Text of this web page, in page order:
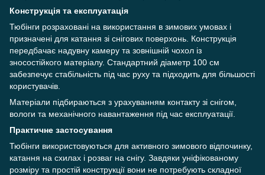
Конструкція та експлуатація
Тюбінги розраховані на використання в зимових умовах і
призначені для катання зі снігових поверхонь. Конструкція
передбачає надувну камеру та зовнішній чохол із
зносостійкого матеріалу. Стандартний діаметр 100 см
забезпечує стабільність під час руху та підходить для більшості
користувачів.
Матеріали підбираються з урахуванням контакту зі снігом,
вологи та механічного навантаження під час експлуатації.
Практичне застосування
Тюбінги використовуються для активного зимового відпочинку,
катання на схилах і розваг на снігу. Завдяки уніфікованому
розміру та простій конструкції вони не потребують складної